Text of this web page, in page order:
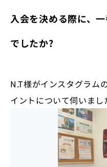
入会を決める際に、
でしたか?
N.T様がインスタグラム
イントについて伺いまし